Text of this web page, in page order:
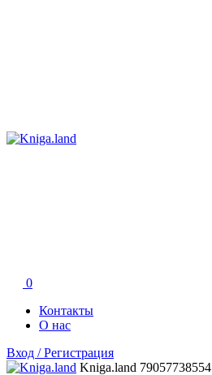
0
Контакты
О нас
Вход / Регистрация
Kniga.land 79057738554